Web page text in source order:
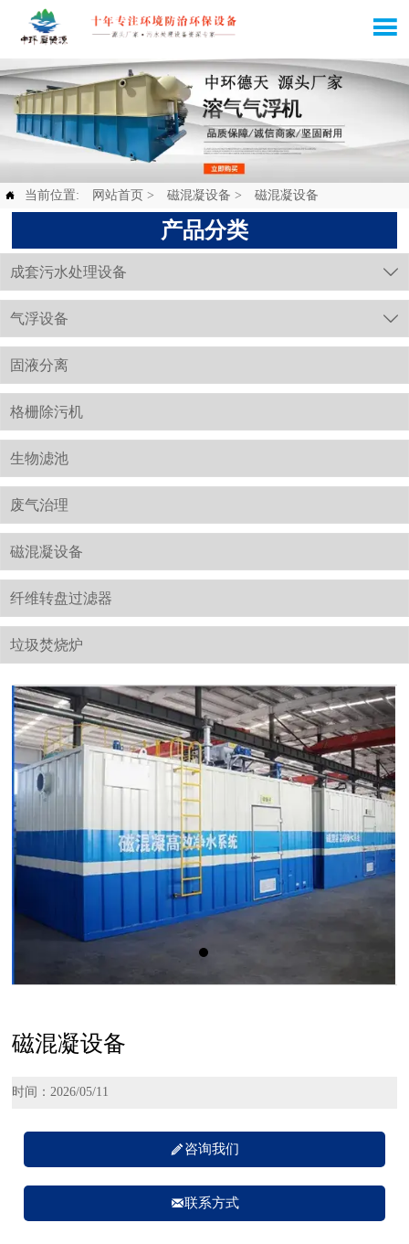

 当前位置: 网站首页 > 磁混凝设备 > 磁混凝设备
产品分类
成套污水处理设备 
气浮设备 
固液分离
格栅除污机
生物滤池
废气治理
磁混凝设备
纤维转盘过滤器
垃圾焚烧炉
磁混凝设备
时间：2026/05/11
咨询我们
联系方式